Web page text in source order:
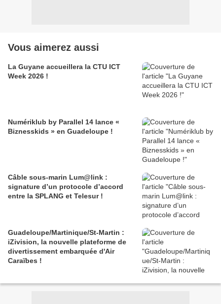
Vous aimerez aussi
La Guyane accueillera la CTU ICT
Week 2026 !
Numériklub by Parallel 14 lance «
Biznesskids » en Guadeloupe !
Câble sous-marin Lum@link :
signature d’un protocole d’accord
entre la SPLANG et Telesur !
Guadeloupe/Martinique/St-Martin :
iZivision, la nouvelle plateforme de
divertissement embarquée d'Air
Caraïbes !